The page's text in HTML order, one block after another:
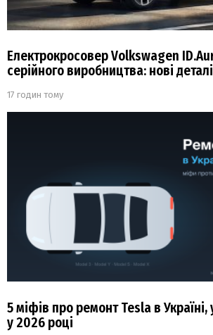
Електрокросовер Volkswagen
серійного виробництва: нові деталі
17 годин тому
5 міфів про ремонт Tesla в Україні,
у 2026 році